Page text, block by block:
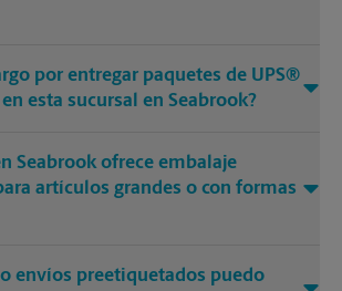
por entregar paquetes de UPS®
esta sucursal en Seabrook?
Seabrook ofrece embalaje
artículos grandes o con formas
envíos preetiquetados puedo